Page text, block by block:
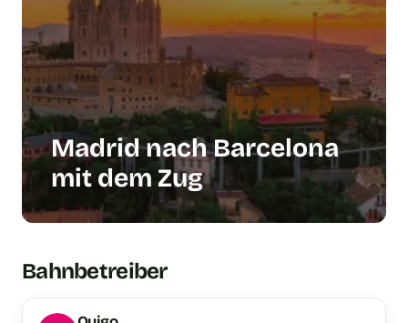
Madrid nach Barcelona
mit dem Zug
Bahnbetreiber